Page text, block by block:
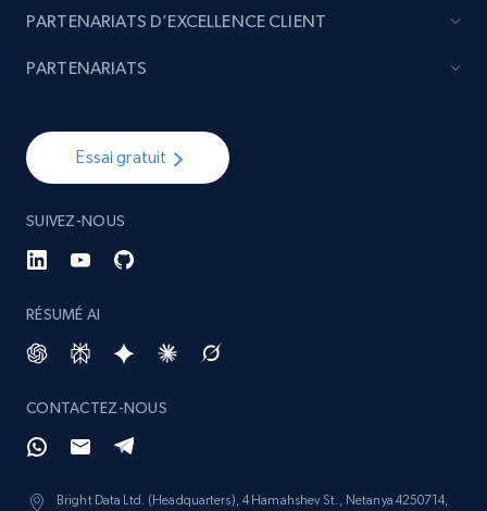
Essai gratuit
SUIVEZ-NOUS
RÉSUMÉ AI
CONTACTEZ-NOUS
Bright Data Ltd. (Headquarters), 4 Hamahshev St., Netanya 4250714,
PARTENARIATS D’EXCELLENCE CLIENT
PARTENARIATS